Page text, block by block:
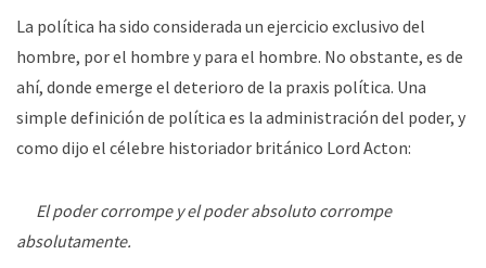
La política ha sido considerada un ejercicio exclusivo del
hombre, por el hombre y para el hombre. No obstante, es de
ahí, donde emerge el deterioro de la praxis política. Una
simple definición de política es la administración del poder, y
como dijo el célebre historiador británico Lord Acton:
El poder corrompe y el poder absoluto corrompe
absolutamente.